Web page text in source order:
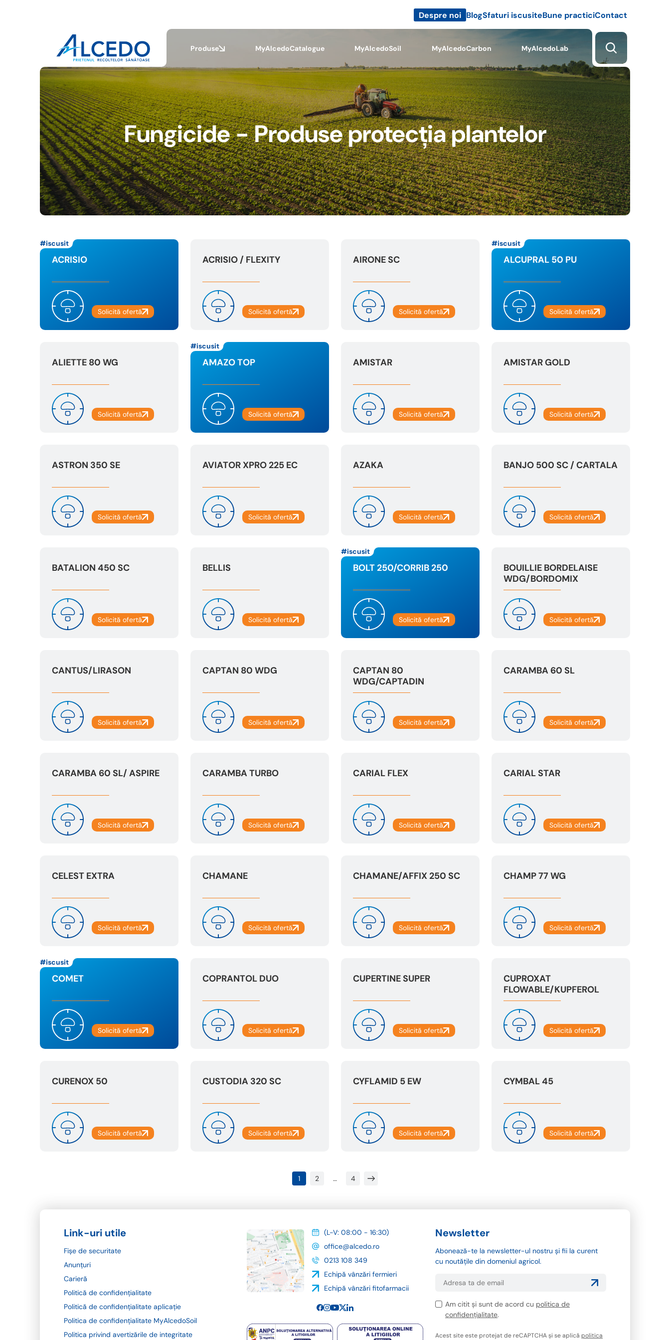
Produse MyAlcedoCatalogue MyAlcedoSoil MyAlcedoCarbon MyAlcedoLab
Despre noi BlogSfaturi iscusiteBune practiciContact
Fungicide - Produse protecția plantelor
iscusit
ACRISIO ACRISIO / FLEXITY AIRONE SC
iscusit
ALCUPRAL 50 PU
ALIETTE 80 WG
iscusit
AMAZO TOP AMISTAR AMISTAR GOLD
ASTRON 350 SE AVIATOR XPRO 225 EC AZAKA BANJO 500 SC / CARTALA
BATALION 450 SC BELLIS
iscusit
BOLT 250/CORRIB 250
BOUILLIE BORDELAISE
WDG/BORDOMIX
CANTUS/LIRASON CAPTAN 80 WDG
CAPTAN 80
WDG/CAPTADIN
CARAMBA 60 SL
CARAMBA 60 SL/ ASPIRE CARAMBA TURBO CARIAL FLEX CARIAL STAR
CELEST EXTRA CHAMANE CHAMANE/AFFIX 250 SC CHAMP 77 WG
iscusit
COMET COPRANTOL DUO CUPERTINE SUPER
CUPROXAT
FLOWABLE/KUPFEROL
CURENOX 50 CUSTODIA 320 SC CYFLAMID 5 EW CYMBAL 45
1 2 … 4
Link-uri utile
Fișe de securitate
Anunțuri
Carieră
Politică de confidențialitate
Politică de confidențialitate aplicație
Politica de confidențialitate MyAlcedoSoil
Politica privind avertizările de integritate
(L-V: 08:00 - 16:30)
office@alcedo.ro
0213 108 349
Echipă vânzări fermieri
Echipă vânzări fitofarmacii
Newsletter
Abonează-te la newsletter-ul nostru și fii la curent
cu noutățile din domeniul agricol.
Am citit și sunt de acord cu politica de
confidențialitate.
Acest site este protejat de reCAPTCHA și se aplică politica